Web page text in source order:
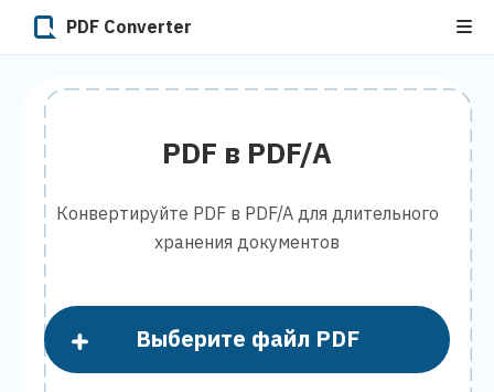
PDF Converter
PDF в PDF/A
Конвертируйте PDF в PDF/A для длительного
хранения документов
Выберите файл PDF